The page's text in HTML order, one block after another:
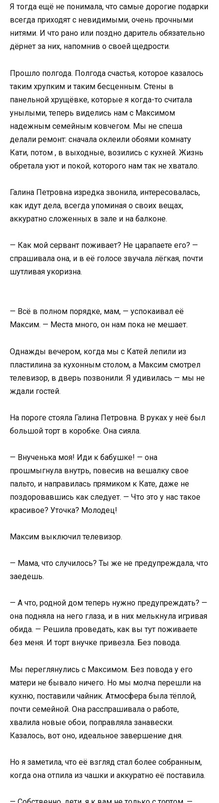
Я тогда ещё не понимала, что самые дорогие подарки
всегда приходят с невидимыми, очень прочными
нитями. И что рано или поздно даритель обязательно
дёрнет за них, напомнив о своей щедрости.
Прошло полгода. Полгода счастья, которое казалось
таким хрупким и таким бесценным. Стены в
панельной хрущёвке, которые я когда-то считала
унылыми, теперь виделись нам с Максимом
надежным семейным ковчегом. Мы не спеша
делали ремонт: сначала оклеили обоями комнату
Кати, потом , в выходные, возились с кухней. Жизнь
обретала уют и покой, которого нам так не хватало.
Галина Петровна изредка звонила, интересовалась,
как идут дела, всегда упоминая о своих вещах,
аккуратно сложенных в зале и на балконе.
— Как мой сервант поживает? Не царапаете его? —
спрашивала она, и в её голосе звучала лёгкая, почти
шутливая укоризна.
— Всё в полном порядке, мам, — успокаивал её
Максим. — Места много, он нам пока не мешает.
Однажды вечером, когда мы с Катей лепили из
пластилина за кухонным столом, а Максим смотрел
телевизор, в дверь позвонили. Я удивилась — мы не
ждали гостей.
На пороге стояла Галина Петровна. В руках у неё был
большой торт в коробке. Она сияла.
— Внученька моя! Иди к бабушке! — она
прошмыгнула внутрь, повесив на вешалку свое
пальто, и направилась прямиком к Кате, даже не
поздоровавшись как следует. — Что это у нас такое
красивое? Уточка? Молодец!
Максим выключил телевизор.
— Мама, что случилось? Ты же не предупреждала, что
заедешь.
— А что, родной дом теперь нужно предупреждать? —
она подняла на него глаза, и в них мелькнула игривая
обида. — Решила проведать, как вы тут поживаете
без меня. И торт внучке привезла. Без повода.
Мы переглянулись с Максимом. Без повода у его
матери не бывало ничего. Но мы молча перешли на
кухню, поставили чайник. Атмосфера была тёплой,
почти семейной. Она расспрашивала о работе,
хвалила новые обои, поправляла занавески.
Казалось, вот оно, идеальное завершение дня.
Но я заметила, что её взгляд стал более собранным,
когда она отпила из чашки и аккуратно её поставила.